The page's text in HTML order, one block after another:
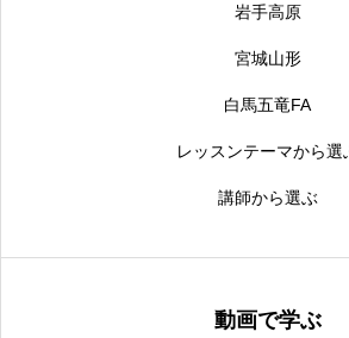
岩手高原
宮城山形
白馬五竜FA
レッスンテーマから選
講師から選ぶ
動画で学ぶ